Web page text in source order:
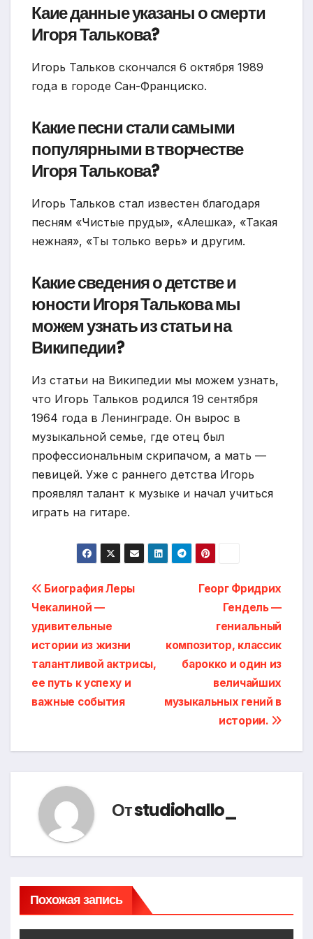
Каие данные указаны о смерти
Игоря Талькова?
Игорь Тальков скончался 6 октября 1989
года в городе Сан-Франциско.
Какие песни стали самыми
популярными в творчестве
Игоря Талькова?
Игорь Тальков стал известен благодаря
песням «Чистые пруды», «Алешка», «Такая
нежная», «Ты только верь» и другим.
Какие сведения о детстве и
юности Игоря Талькова мы
можем узнать из статьи на
Википедии?
Из статьи на Википедии мы можем узнать,
что Игорь Тальков родился 19 сентября
1964 года в Ленинграде. Он вырос в
музыкальной семье, где отец был
профессиональным скрипачом, а мать —
певицей. Уже с раннего детства Игорь
проявлял талант к музыке и начал учиться
играть на гитаре.
Навигация
по
записям
Георг Фридрих
Гендель —
гениальный
композитор, классик
барокко и один из
величайших
музыкальных гений в
истории.
Биография Леры
Чекалиной —
удивительные
истории из жизни
талантливой актрисы,
ее путь к успеху и
важные события
Отstudiohallo_
Похожая запись